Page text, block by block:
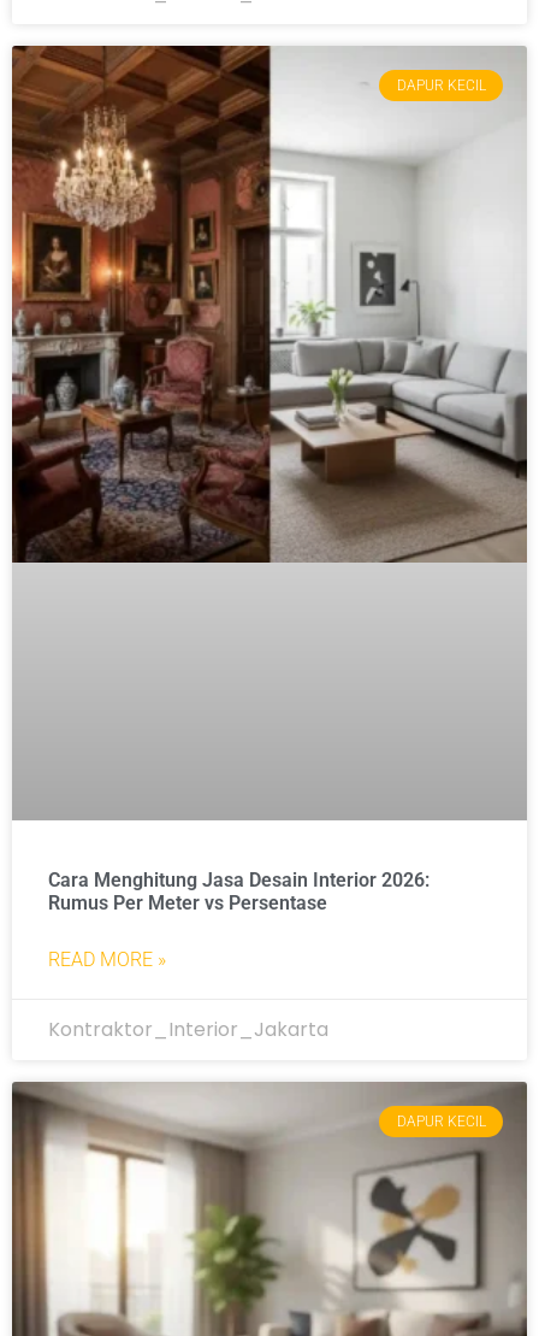
DAPUR KECIL
Cara Menghitung Jasa Desain Interior 2026:
Rumus Per Meter vs Persentase
READ MORE »
Kontraktor_Interior_Jakarta
DAPUR KECIL